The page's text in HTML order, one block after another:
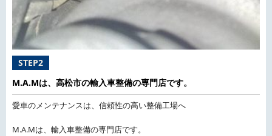
STEP2
M.A.Mは、高松市の輸入車整備の専門店です。
愛車のメンテナンスは、信頼性の高い整備工場へ
M.A.Mは、輸入車整備の専門店です。